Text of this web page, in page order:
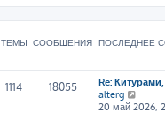
ТЕМЫ СООБЩЕНИЯ ПОСЛЕДНЕЕ
1114 18055
Re:
alterg
е
20 май 2026,